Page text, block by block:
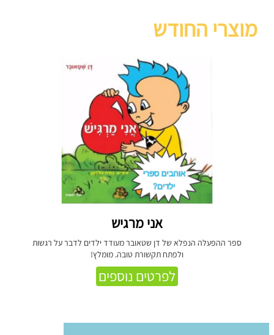
מוצרי החודש
אני מרגיש
ספר ההפעלה הנפלא של דן שטאובר מעודד ילדים לדבר על רגשות
ולפתח תקשורת טובה. מומלץ!
לפרטים נוספים